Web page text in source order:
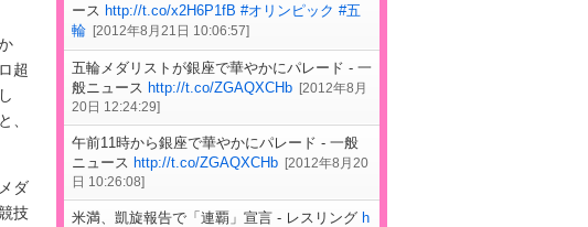
超
、
ダ
技
ース http://t.co/x2H6P1fB #オリンピック #五
輪 [2012年8月21日 10:06:57]
五輪メダリストが銀座で華やかにパレード - 一
般ニュース http://t.co/ZGAQXCHb [2012年8月
20日 12:24:29]
午前11時から銀座で華やかにパレード - 一般
ニュース http://t.co/ZGAQXCHb [2012年8月20
日 10:26:08]
米満、凱旋報告で「連覇」宣言 - レスリング h